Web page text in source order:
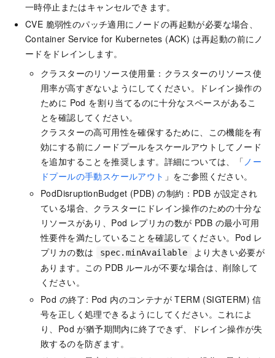
一時停止またはキャンセルできます。
CVE 脆弱性のパッチ適用にノードの再起動が必要な場合、
Container Service for Kubernetes (ACK) は再起動の前にノ
ードをドレインします。
クラスターのリソース使用量：クラスターのリソース使
用率が高すぎないようにしてください。ドレイン操作の
ために Pod を割り当てるのに十分なスペースがあるこ
とを確認してください。
クラスターの高可用性を確保するために、この機能を有
効にする前にノードプールをスケールアウトしてノード
を追加することを推奨します。詳細については、「 ノー
ドプールの手動スケールアウト 」をご参照ください。
PodDisruptionBudget (PDB) の制約：PDB が設定され
ている場合、クラスターにドレイン操作のための十分な
リソースがあり、Pod レプリカの数が PDB の最小可用
性要件を満たしていることを確認してください。Pod レ
プリカの数は
spec.minAvailable
より大きい必要が
あります。この PDB ルールが不要な場合は、削除して
ください。
Pod の終了: Pod 内のコンテナが TERM (SIGTERM) 信
号を正しく処理できるようにしてください。これによ
り、Pod が猶予期間内に終了できず、ドレイン操作が失
敗するのを防ぎます。